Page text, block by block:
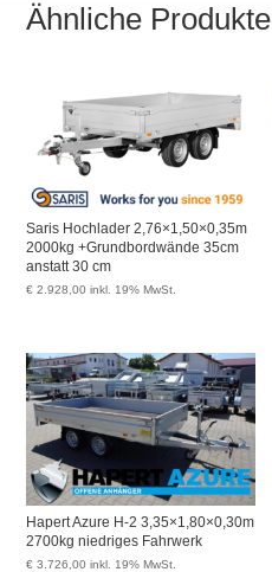
Ähnliche Produkte
Saris Hochlader 2,76×1,50×0,35m
2000kg +Grundbordwände 35cm
anstatt 30 cm
€ 2.928,00 inkl. 19% MwSt.
Hapert Azure H-2 3,35×1,80×0,30m
2700kg niedriges Fahrwerk
€ 3.726,00 inkl. 19% MwSt.